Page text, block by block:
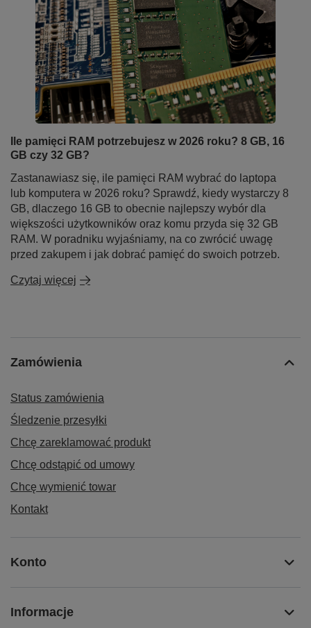
Ile pamięci RAM potrzebujesz w 2026 roku? 8 GB, 16
GB czy 32 GB?
Zastanawiasz się, ile pamięci RAM wybrać do laptopa
lub komputera w 2026 roku? Sprawdź, kiedy wystarczy 8
GB, dlaczego 16 GB to obecnie najlepszy wybór dla
większości użytkowników oraz komu przyda się 32 GB
RAM. W poradniku wyjaśniamy, na co zwrócić uwagę
przed zakupem i jak dobrać pamięć do swoich potrzeb.
Czytaj więcej
Zamówienia
Status zamówienia
Śledzenie przesyłki
Chcę zareklamować produkt
Chcę odstąpić od umowy
Chcę wymienić towar
Kontakt
Konto
Informacje